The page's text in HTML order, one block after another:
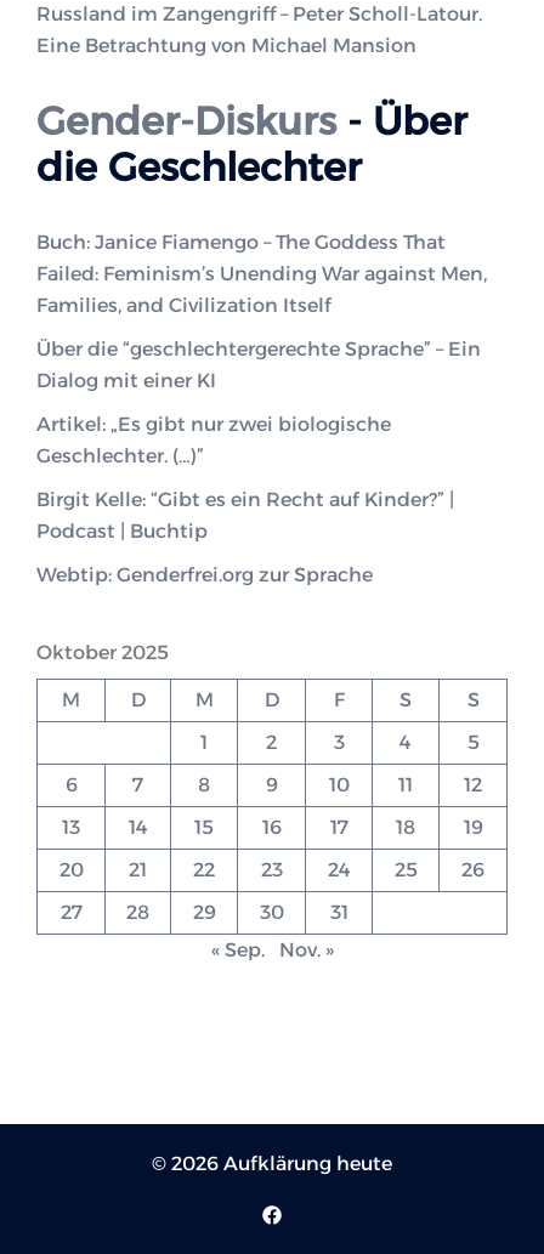
Russland im Zangengriff – Peter Scholl-Latour.
Eine Betrachtung von Michael Mansion
Gender-Diskurs- Über
die Geschlechter
Buch: Janice Fiamengo – The Goddess That
Failed: Feminism’s Unending War against Men,
Families, and Civilization Itself
Über die “geschlechtergerechte Sprache” – Ein
Dialog mit einer KI
Artikel: „Es gibt nur zwei biologische
Geschlechter. (…)”
Birgit Kelle: “Gibt es ein Recht auf Kinder?” |
Podcast | Buchtip
Webtip: Genderfrei.org zur Sprache
Oktober 2025
M D M D F S
S
1
2 3 4
5
6
7 8 9 10 11
12
13
14 15 16 17 18
19
20
21 22 23 24 25
26
27
28 29 30
31
« Sep.
Nov. »
© 2026 Aufklärung heute